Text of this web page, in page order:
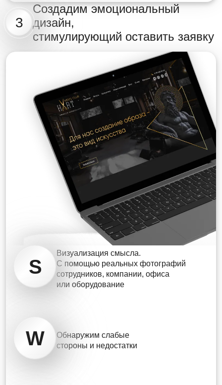
3
Создадим эмоциональный
дизайн,
стимулирующий оставить заявку
S
Визуализация смысла.
С помощью реальных фотографий
сотрудников, компании, офиса
или оборудование
W
Обнаружим слабые
стороны и недостатки